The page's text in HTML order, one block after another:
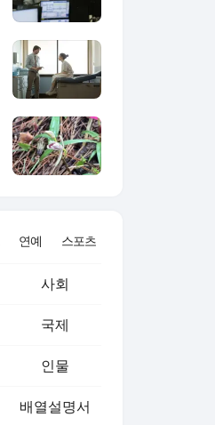
연예 스포츠
사회
국제
인물
배열설명서